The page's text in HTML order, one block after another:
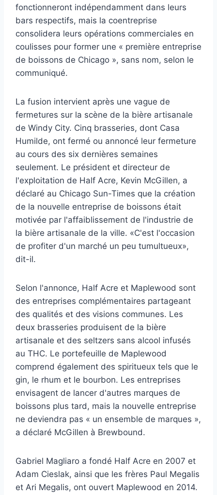
fonctionneront indépendamment dans leurs
bars respectifs, mais la coentreprise
consolidera leurs opérations commerciales en
coulisses pour former une « première entreprise
de boissons de Chicago », sans nom, selon le
communiqué.
La fusion intervient après une vague de
fermetures sur la scène de la bière artisanale
de Windy City. Cinq brasseries, dont Casa
Humilde, ont fermé ou annoncé leur fermeture
au cours des six dernières semaines
seulement. Le président et directeur de
l'exploitation de Half Acre, Kevin McGillen, a
déclaré au Chicago Sun-Times que la création
de la nouvelle entreprise de boissons était
motivée par l'affaiblissement de l'industrie de
la bière artisanale de la ville. «C'est l'occasion
de profiter d'un marché un peu tumultueux»,
dit-il.
Selon l'annonce, Half Acre et Maplewood sont
des entreprises complémentaires partageant
des qualités et des visions communes. Les
deux brasseries produisent de la bière
artisanale et des seltzers sans alcool infusés
au THC. Le portefeuille de Maplewood
comprend également des spiritueux tels que le
gin, le rhum et le bourbon. Les entreprises
envisagent de lancer d'autres marques de
boissons plus tard, mais la nouvelle entreprise
ne deviendra pas « un ensemble de marques »,
a déclaré McGillen à Brewbound.
Gabriel Magliaro a fondé Half Acre en 2007 et
Adam Cieslak, ainsi que les frères Paul Megalis
et Ari Megalis, ont ouvert Maplewood en 2014.